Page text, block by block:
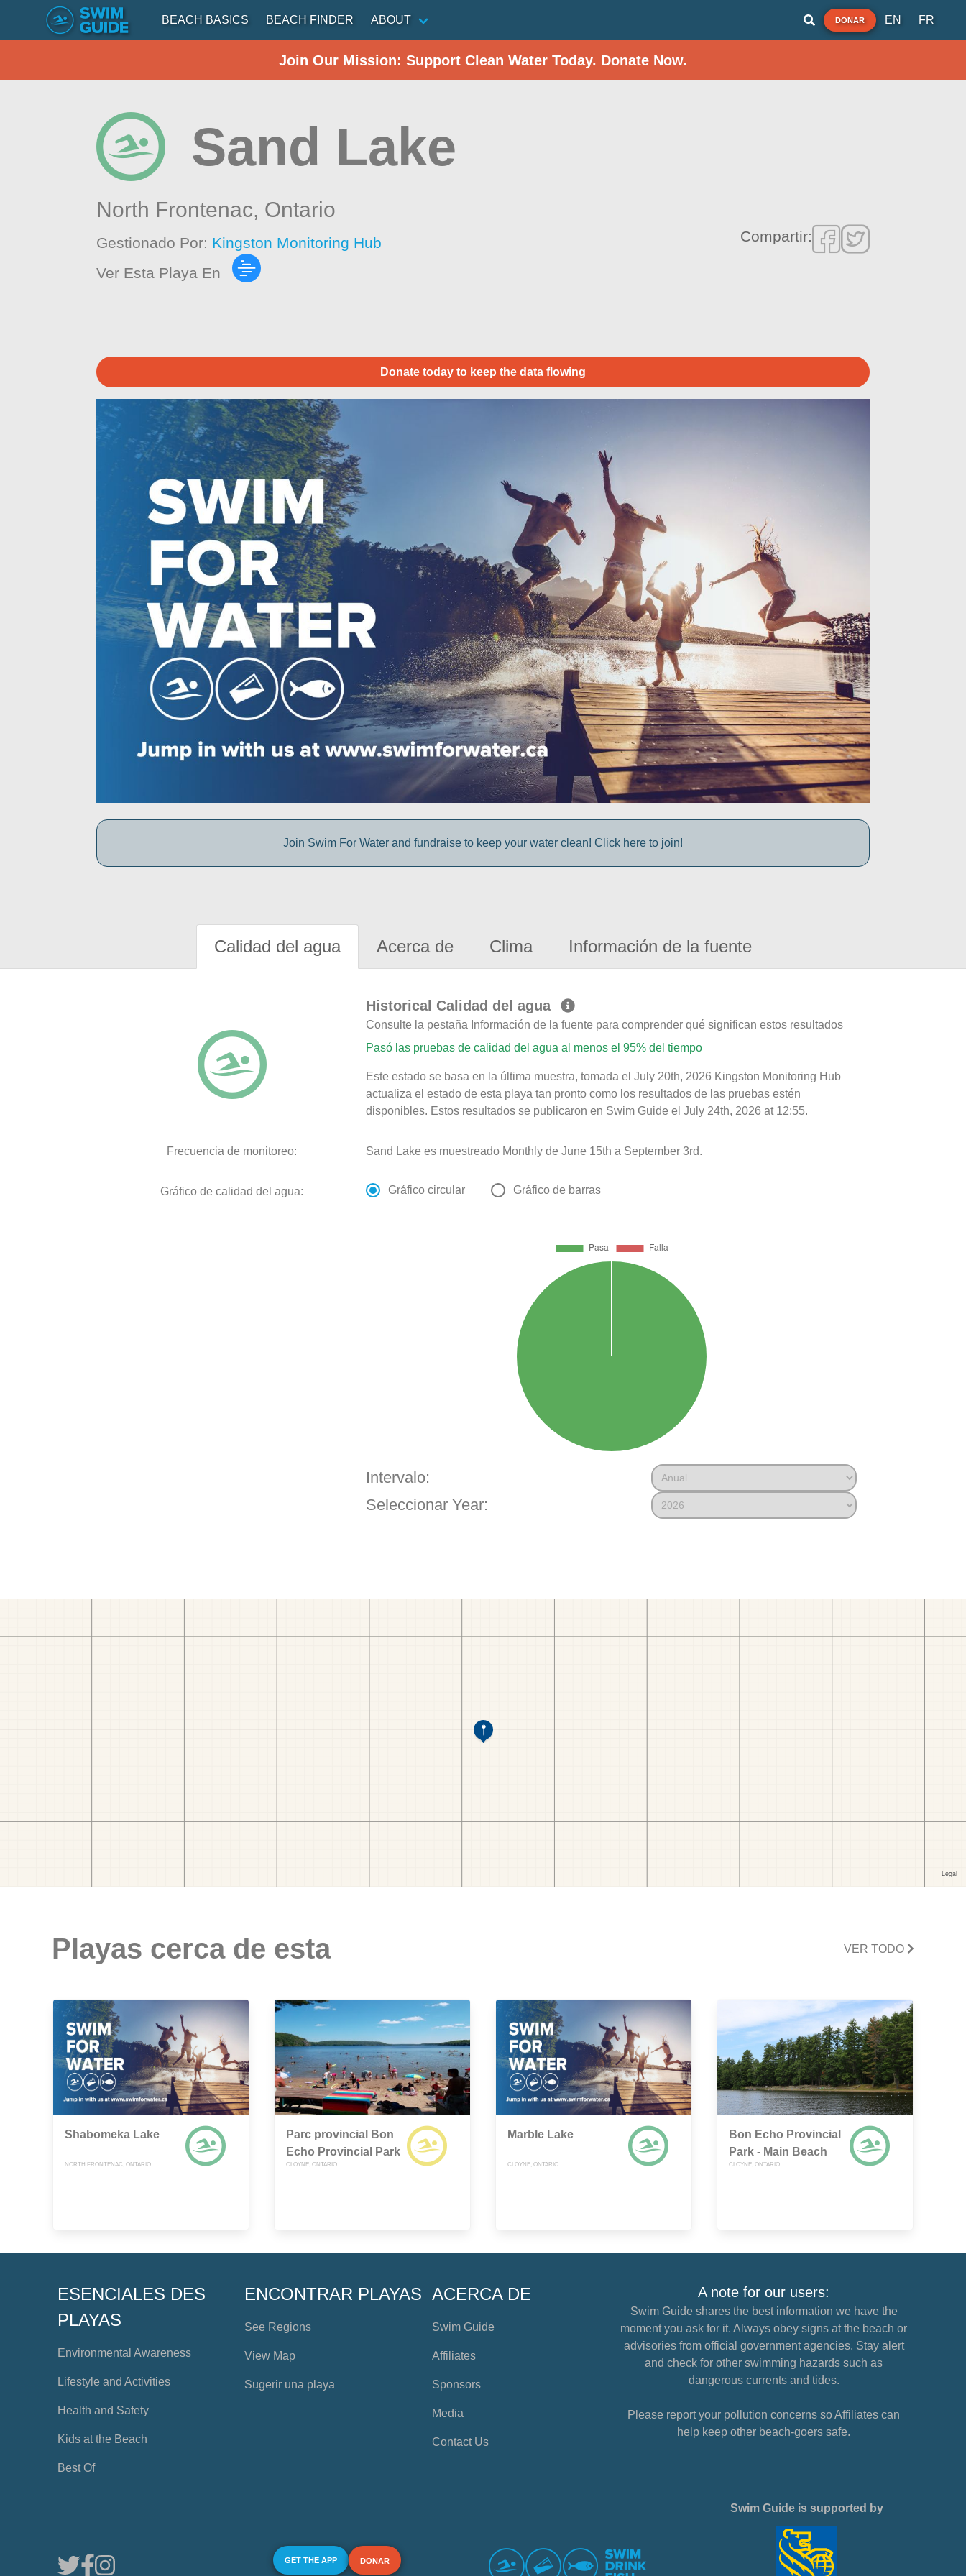
BEACH BASICS BEACH FINDER ABOUT DONAR EN FR
Join Our Mission: Support Clean Water Today. Donate Now.
Sand Lake
North Frontenac, Ontario
Gestionado Por: Kingston Monitoring Hub
Ver Esta Playa En
Compartir:
Donate today to keep the data flowing
Join Swim For Water and fundraise to keep your water clean! Click here to join!
Calidad del agua Acerca de Clima Información de la fuente
Historical Calidad del agua
Consulte la pestaña Información de la fuente para comprender qué significan estos resultados
Pasó las pruebas de calidad del agua al menos el 95% del tiempo
Este estado se basa en la última muestra, tomada el July 20th, 2026 Kingston Monitoring Hub
actualiza el estado de esta playa tan pronto como los resultados de las pruebas estén
disponibles. Estos resultados se publicaron en Swim Guide el July 24th, 2026 at 12:55.
Frecuencia de monitoreo: Sand Lake es muestreado Monthly de June 15th a September 3rd.
Gráfico de calidad del agua: Gráfico circular Gráfico de barras
Intervalo:
Seleccionar Year:
Playas cerca de esta VER TODO
Shabomeka Lake
NORTH FRONTENAC, ONTARIO
Parc provincial Bon
Echo Provincial Park
CLOYNE, ONTARIO
Marble Lake
CLOYNE, ONTARIO
Bon Echo Provincial
Park - Main Beach
CLOYNE, ONTARIO
ESENCIALES DES
PLAYAS
Environmental Awareness
Lifestyle and Activities
Health and Safety
Kids at the Beach
Best Of
ENCONTRAR PLAYAS
See Regions
View Map
Sugerir una playa
ACERCA DE
Swim Guide
Affiliates
Sponsors
Media
Contact Us
A note for our users:
Swim Guide shares the best information we have the
moment you ask for it. Always obey signs at the beach or
advisories from official government agencies. Stay alert
and check for other swimming hazards such as
dangerous currents and tides.
Please report your pollution concerns so Affiliates can
help keep other beach-goers safe.
GET THE APP DONAR
Swim Guide is supported by